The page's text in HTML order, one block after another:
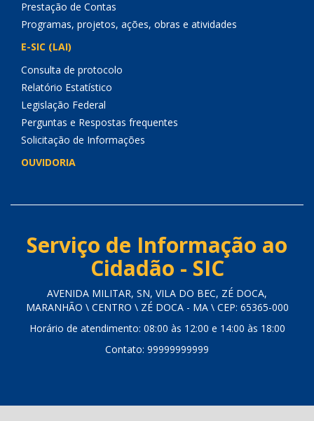
Prestação de Contas
Programas, projetos, ações, obras e atividades
E-SIC (LAI)
Consulta de protocolo
Relatório Estatístico
Legislação Federal
Perguntas e Respostas frequentes
Solicitação de Informações
OUVIDORIA
Serviço de Informação ao
Cidadão - SIC
AVENIDA MILITAR, SN, VILA DO BEC, ZÉ DOCA,
MARANHÃO \ CENTRO \ ZÉ DOCA - MA \ CEP: 65365-000
Horário de atendimento: 08:00 às 12:00 e 14:00 às 18:00
Contato: 99999999999